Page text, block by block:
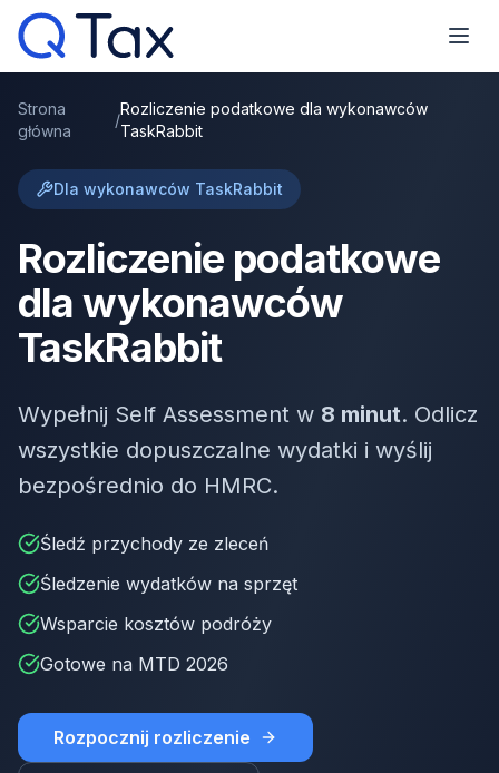
Strona
główna
/
Rozliczenie podatkowe dla wykonawców
TaskRabbit
Dla wykonawców TaskRabbit
Rozliczenie podatkowe
dla wykonawców
TaskRabbit
Wypełnij Self Assessment w 8 minut. Odlicz
wszystkie dopuszczalne wydatki i wyślij
bezpośrednio do HMRC.
Śledź przychody ze zleceń
Śledzenie wydatków na sprzęt
Wsparcie kosztów podróży
Gotowe na MTD 2026
Rozpocznij rozliczenie